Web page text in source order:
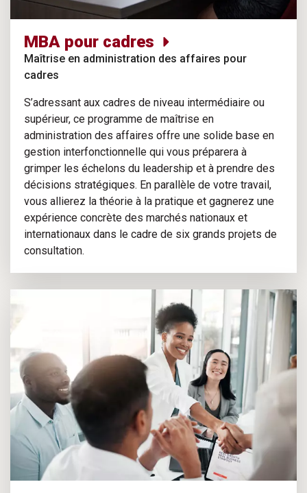
MBA pour cadres
Maîtrise en administration des affaires pour
cadres
S’adressant aux cadres de niveau intermédiaire ou
supérieur, ce programme de maîtrise en
administration des affaires offre une solide base en
gestion interfonctionnelle qui vous préparera à
grimper les échelons du leadership et à prendre des
décisions stratégiques. En parallèle de votre travail,
vous allierez la théorie à la pratique et gagnerez une
expérience concrète des marchés nationaux et
internationaux dans le cadre de six grands projets de
consultation.